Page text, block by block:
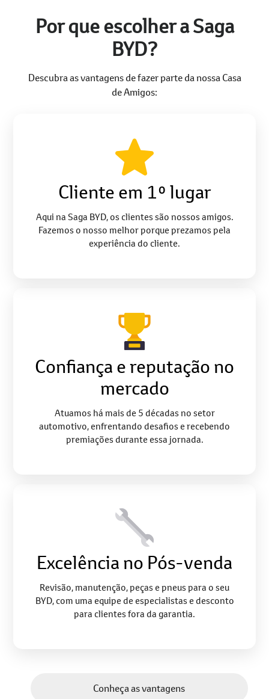
BYD?
Descubra as vantagens de fazer parte da nossa Casa
de Amigos:
Cliente em 1º lugar
Aqui na Saga BYD, os clientes são nossos amigos.
Fazemos o nosso melhor porque prezamos pela
experiência do cliente.
Confiança e reputação no
mercado
Atuamos há mais de 5 décadas no setor
automotivo, enfrentando desafios e recebendo
premiações durante essa jornada.
Excelência no Pós-venda
Revisão, manutenção, peças e pneus para o seu
BYD, com uma equipe de especialistas e desconto
para clientes fora da garantia.